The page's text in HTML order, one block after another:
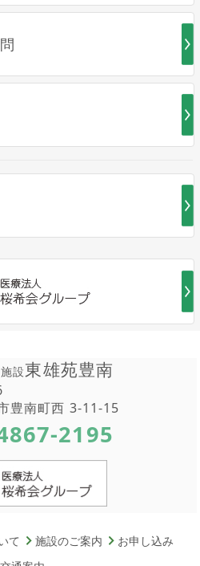
設東雄苑豊南
豊南町西 3-11-15
2195
て 施設のご案内
お申し込み